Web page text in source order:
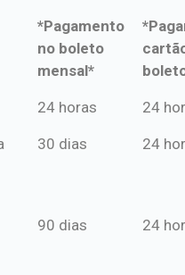
*Pagamento
no boleto
mensal*
*Pagamento
mensal*
24 horas 24
30 dias 24
90 dias 24